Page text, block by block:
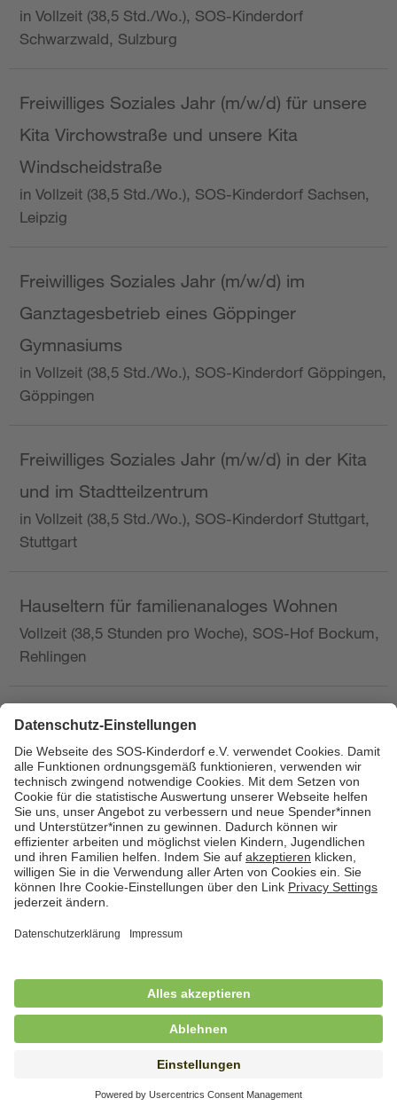
in Vollzeit (38,5 Std./Wo.), SOS-Kinderdorf
Schwarzwald, Sulzburg
Freiwilliges Soziales Jahr (m/w/d) für unsere
Kita Virchowstraße und unsere Kita
Windscheidstraße
in Vollzeit (38,5 Std./Wo.), SOS-Kinderdorf Sachsen,
Leipzig
Freiwilliges Soziales Jahr (m/w/d) im
Ganztagesbetrieb eines Göppinger
Gymnasiums
in Vollzeit (38,5 Std./Wo.), SOS-Kinderdorf Göppingen,
Göppingen
Freiwilliges Soziales Jahr (m/w/d) in der Kita
und im Stadtteilzentrum
in Vollzeit (38,5 Std./Wo.), SOS-Kinderdorf Stuttgart,
Stuttgart
Hauseltern für familienanaloges Wohnen
Vollzeit (38,5 Stunden pro Woche), SOS-Hof Bockum,
Rehlingen
Hauswirtschafterin / Köchin (m/w/d) als
Ausbilderin (m/w/d) im Bereich
Nahrungszubereitung
in Vollzeit (38,5 Std./Wo.), SOS-Kinderdorf
Saarbrücken, Saarbrücken
Hauswirtschaftskraft (m/w/d)
in Teilzeit (mind. 20 - max. 30 Std./.Wo.), SOS-
Hauswirtschaftskraft (m/w/d)
in unbefristeter Anstellung, Teilzeit (20 Std./Wo.), SOS-
Kinderdorf Dortmund, Hagen